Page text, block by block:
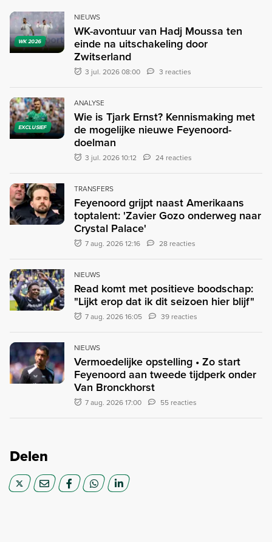
WK 2026
NIEUWS
WK-avontuur van Hadj Moussa ten
einde na uitschakeling door
Zwitserland
3 jul. 2026 08:00 3 reacties
EXCLUSIEF
ANALYSE
Wie is Tjark Ernst? Kennismaking met
de mogelijke nieuwe Feyenoord-
doelman
3 jul. 2026 10:12 24 reacties
TRANSFERS
Feyenoord grijpt naast Amerikaans
toptalent: 'Zavier Gozo onderweg naar
Crystal Palace'
7 aug. 2026 12:16 28 reacties
NIEUWS
Read komt met positieve boodschap:
"Lijkt erop dat ik dit seizoen hier blijf"
7 aug. 2026 16:05 39 reacties
NIEUWS
Vermoedelijke opstelling • Zo start
Feyenoord aan tweede tijdperk onder
Van Bronckhorst
7 aug. 2026 17:00 55 reacties
Delen